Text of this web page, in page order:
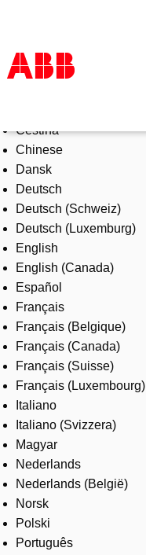
Products & Solutions
Industries
Services
About us
Where to buy
Contact us
Careers
Čeština
Chinese
Dansk
Deutsch
Deutsch (Schweiz)
Deutsch (Luxemburg)
English
English (Canada)
Español
Français
Français (Belgique)
Français (Canada)
Français (Suisse)
Français (Luxembourg)
Italiano
Italiano (Svizzera)
Magyar
Nederlands
Nederlands (België)
Norsk
Polski
Português